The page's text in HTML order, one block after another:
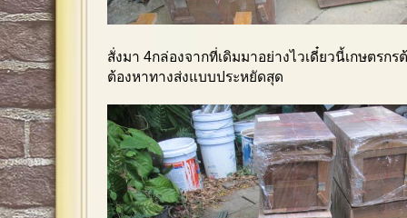
สั่งมา 4กล่องจากที่เดิมมาอย่างไวเดี๋ยวนี้เกษตรก
ต้องหาทางส่งแบบประหยัดสุด